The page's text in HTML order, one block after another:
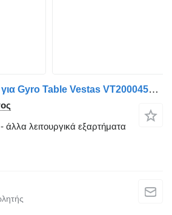
Ημιρυμουλκούμενο για Gyro Table Vestas VT20004532 LL 7200kg
άλλα λειτουργικά εξαρτήματα